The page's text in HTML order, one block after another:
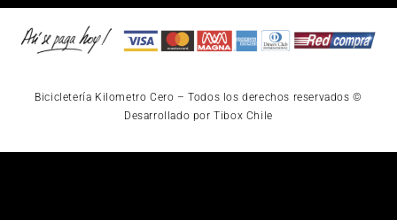
Bicicletería Kilometro Cero – Todos los derechos reservados ©
Desarrollado por Tibox Chile